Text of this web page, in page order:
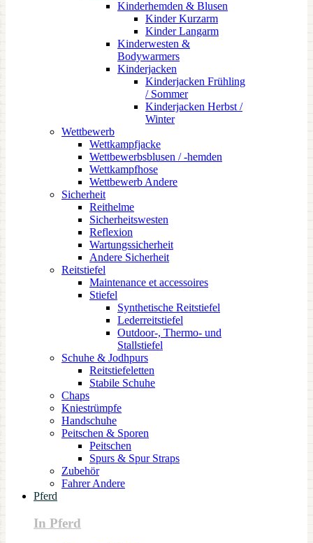
Kinderhemden & Blusen
Kinder Kurzarm
Kinder Langarm
Kinderwesten &
Bodywarmers
Kinderjacken
Kinderjacken Frühling
/ Sommer
Kinderjacken Herbst /
Winter
Wettbewerb
Wettkampfjacke
Wettbewerbsblusen / -hemden
Wettkampfhose
Wettbewerb Andere
Sicherheit
Reithelme
Sicherheitswesten
Reflexion
Wartungssicherheit
Andere Sicherheit
Reitstiefel
Maintenance et accessoires
Stiefel
Synthetische Reitstiefel
Lederreitstiefel
Outdoor-, Thermo- und
Stallstiefel
Schuhe & Jodhpurs
Reitstiefeletten
Stabile Schuhe
Chaps
Kniestrümpfe
Handschuhe
Peitschen & Sporen
Peitschen
Spurs & Spur Straps
Zubehör
Fahrer Andere
Pferd
In Pferd